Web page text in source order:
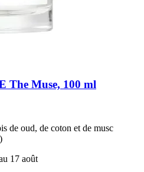
The Muse, 100 ml
de oud, de coton et de musc
17 août